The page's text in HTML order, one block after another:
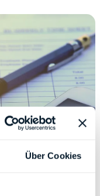
Über Cookies